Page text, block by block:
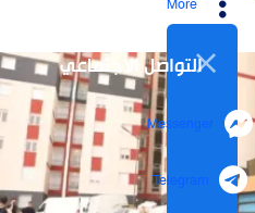
More
التواصل الاجتماعي
Messenger
Telegram